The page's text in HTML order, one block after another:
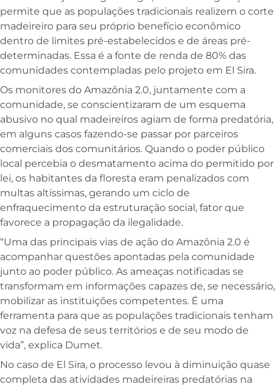
permite que as populações tradicionais realizem o corte
madeireiro para seu próprio benefício econômico
dentro de limites pré-estabelecidos e de áreas pré-
determinadas. Essa é a fonte de renda de 80% das
comunidades contempladas pelo projeto em El Sira.
Os monitores do Amazônia 2.0, juntamente com a
comunidade, se conscientizaram de um esquema
abusivo no qual madeireiros agiam de forma predatória,
em alguns casos fazendo-se passar por parceiros
comerciais dos comunitários. Quando o poder público
local percebia o desmatamento acima do permitido por
lei, os habitantes da floresta eram penalizados com
multas altíssimas, gerando um ciclo de
enfraquecimento da estruturação social, fator que
favorece a propagação da ilegalidade.
“Uma das principais vias de ação do Amazônia 2.0 é
acompanhar questões apontadas pela comunidade
junto ao poder público. As ameaças notificadas se
transformam em informações capazes de, se necessário,
mobilizar as instituições competentes. É uma
ferramenta para que as populações tradicionais tenham
voz na defesa de seus territórios e de seu modo de
vida”, explica Dumet.
No caso de El Sira, o processo levou à diminuição quase
completa das atividades madeireiras predatórias na